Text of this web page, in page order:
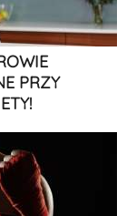
PRZY